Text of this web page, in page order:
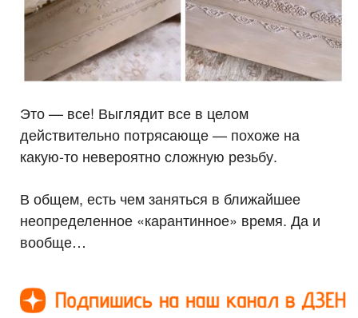
Это — все! Выглядит все в целом
действительно потрясающе — похоже на
какую-то невероятно сложную резьбу.
В общем, есть чем заняться в ближайшее
неопределенное «карантинное» время. Да и
вообще…